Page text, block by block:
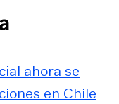
ahora se
en Chile